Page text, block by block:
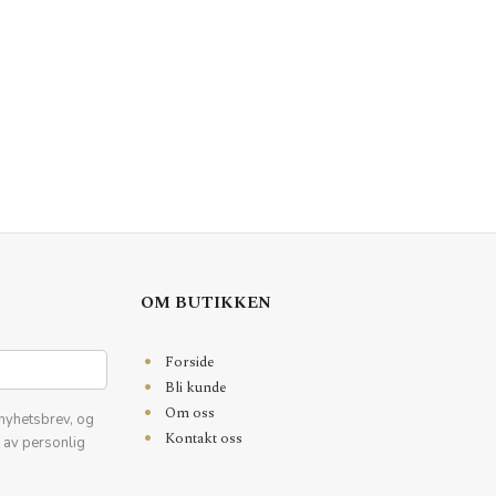
og
av personlig
OM BUTIKKEN
Forside
Bli kunde
Om oss
Kontakt oss